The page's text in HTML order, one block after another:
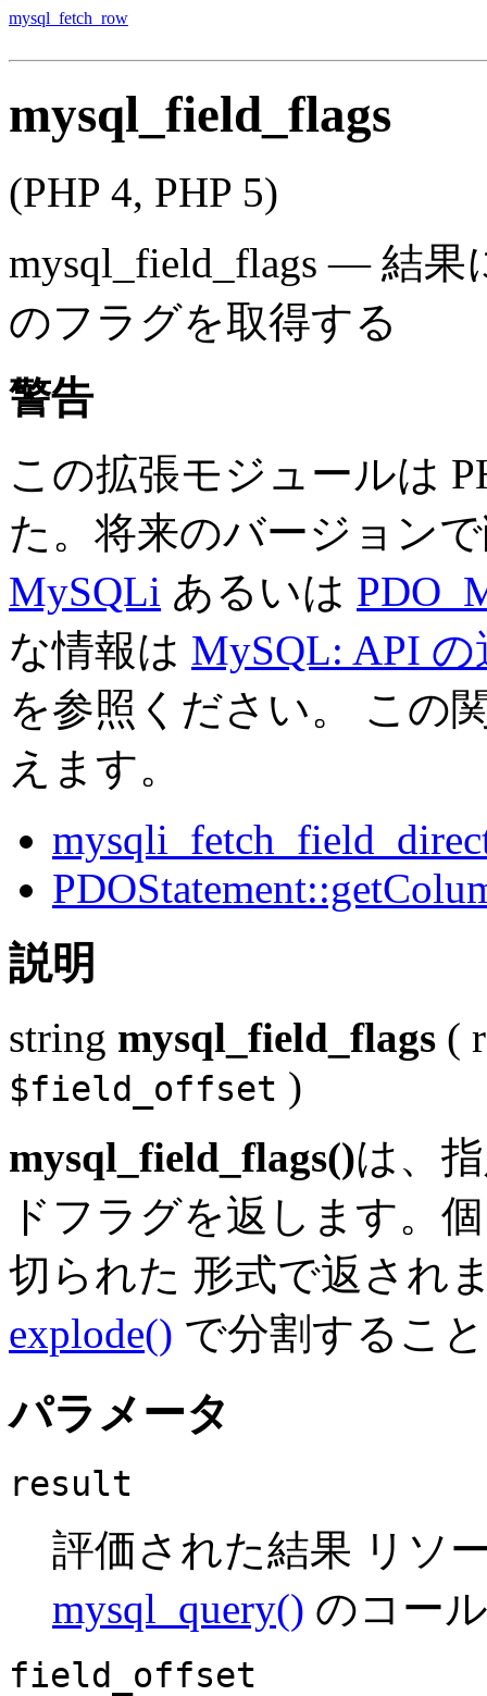
mysql_fetch_row
mysql_field_flags
(PHP 4, PHP 5)
mysql_field_flags — 結果
のフラグを取得する
警告
この拡張モジュールは
た。将来のバージョン
MySQLi あるいは
な情報は MySQL: API の
を参照ください。 この
えます。
説明
string mysql_field_flags (
$field_offset )
mysql_field_flags()は、
ドフラグを返します。
切られた 形式で返され
explode() で分割するこ
パラメータ
result
評価された結果 リソ
mysql_query() のコー
field_offset